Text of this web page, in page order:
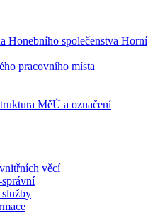
Honebního společenstva Horní
pracovního místa
MěÚ a označení
věcí
služby